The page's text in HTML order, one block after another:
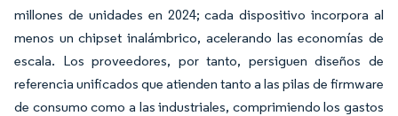
millones de unidades en 2024; cada dispositivo incorpora al
menos un chipset inalámbrico, acelerando las economías de
escala. Los proveedores, por tanto, persiguen diseños de
referencia unificados que atienden tanto a las pilas de firmware
de consumo como a las industriales, comprimiendo los gastos